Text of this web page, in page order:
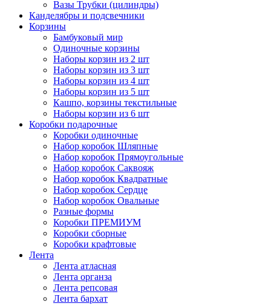
Вазы Трубки (цилиндры)
Канделябры и подсвечники
Корзины
Бамбуковый мир
Одиночные корзины
Наборы корзин из 2 шт
Наборы корзин из 3 шт
Наборы корзин из 4 шт
Наборы корзин из 5 шт
Кашпо, корзины текстильные
Наборы корзин из 6 шт
Коробки подарочные
Коробки одиночные
Набор коробок Шляпные
Набор коробок Прямоугольные
Набор коробок Саквояж
Набор коробок Квадратные
Набор коробок Сердце
Набор коробок Овальные
Разные формы
Коробки ПРЕМИУМ
Коробки сборные
Коробки крафтовые
Лента
Лента атласная
Лента органза
Лента репсовая
Лента бархат